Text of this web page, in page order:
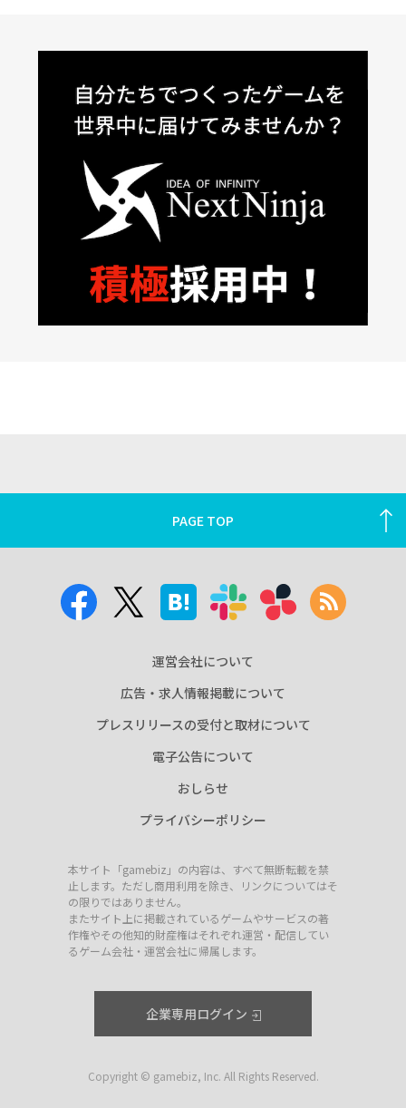
PAGE TOP
運営会社について
広告・求人情報掲載について
プレスリリースの受付と取材について
電子公告について
おしらせ
プライバシーポリシー
本サイト「gamebiz」の内容は、すべて無断転載を禁
止します。ただし商用利用を除き、リンクについてはそ
の限りではありません。
またサイト上に掲載されているゲームやサービスの著
作権やその他知的財産権はそれぞれ運営・配信してい
るゲーム会社・運営会社に帰属します。
企業専用ログイン
Copyright © gamebiz, Inc. All Rights Reserved.